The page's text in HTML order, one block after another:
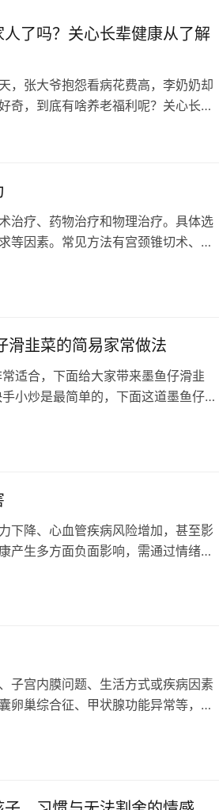
了吗？关心长辈健康从了解
张大爷抱怨看病花费高，李奶奶却
奇，到底有啥养老福利呢？关心长辈
来 传…
治疗、药物治疗和物理治疗。具体选
等因素。常见方法有宫颈锥切术、激
滑韭菜的简易家常做法
适合，下面给大家带来墨鱼仔滑韭
小炒是最简单的，下面这道墨鱼仔滑
下降、心血管疾病风险增加，甚至影
产生多方面负面影响，需通过情绪管
子宫内膜问题、生活方式或疾病因素
卵巢综合征、甲状腺功能异常等，需